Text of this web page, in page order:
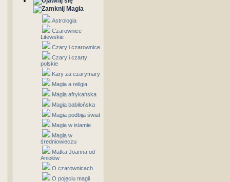
Magia
Astrologia
Czarownice
Litewskie
Czary i czarownice
Czary i czarty
polskie
Kary za czarymary
Magia a religia
Magia afrykańska
Magia babilońska
Magia podbija świat
Magia w islamie
Magia w
średniowieczu
Matka Joanna od
Aniołów
O czarownicach
O pojęciu magii